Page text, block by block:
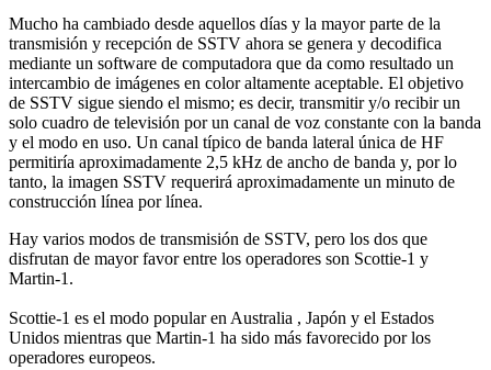
Mucho ha cambiado desde aquellos días y la mayor parte de la
transmisión y recepción de SSTV ahora se genera y decodifica
mediante un software de computadora que da como resultado un
intercambio de imágenes en color altamente aceptable. El objetivo
de SSTV sigue siendo el mismo; es decir, transmitir y/o recibir un
solo cuadro de televisión por un canal de voz constante con la banda
y el modo en uso. Un canal típico de banda lateral única de HF
permitiría aproximadamente 2,5 kHz de ancho de banda y, por lo
tanto, la imagen SSTV requerirá aproximadamente un minuto de
construcción línea por línea.
Hay varios modos de transmisión de SSTV, pero los dos que
disfrutan de mayor favor entre los operadores son Scottie-1 y
Martin-1.
Scottie-1 es el modo popular en Australia , Japón y el Estados
Unidos mientras que Martin-1 ha sido más favorecido por los
operadores europeos.